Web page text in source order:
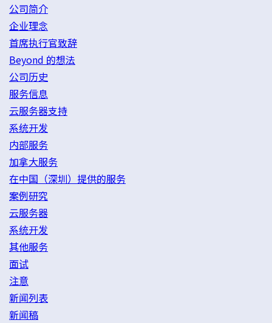
公司简介
企业理念
首席执行官致辞
Beyond 的想法
公司历史
服务信息
云服务器支持
系统开发
内部服务
加拿大服务
在中国（深圳）提供的服务
案例研究
云服务器
系统开发
其他服务
面试
注意
新闻列表
新闻稿